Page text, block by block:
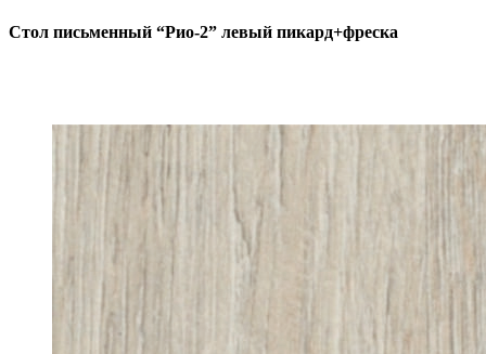
Стол письменный “Рио-2” левый пикард+фреска